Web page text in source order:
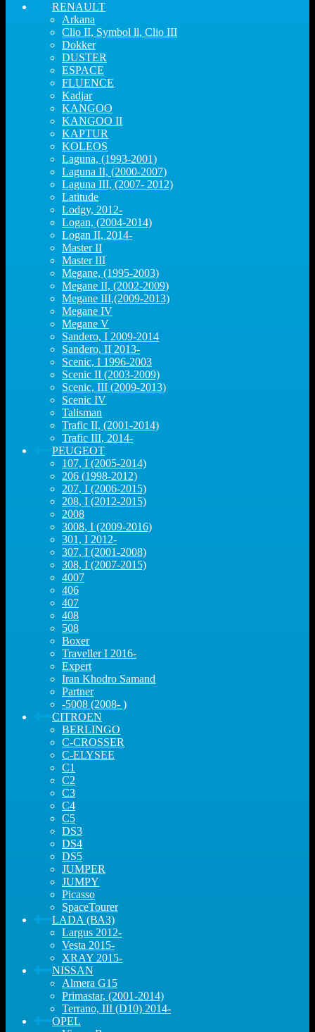
RENAULT
Arkana
Clio II, Symbol ll, Clio III
Dokker
DUSTER
ESPACE
FLUENCE
Kadjar
KANGOO
KANGOO II
KAPTUR
KOLEOS
Laguna, (1993-2001)
Laguna II, (2000-2007)
Laguna III, (2007- 2012)
Latitude
Lodgy, 2012-
Logan, (2004-2014)
Logan II, 2014-
Master II
Master III
Megane, (1995-2003)
Megane II, (2002-2009)
Megane III,(2009-2013)
Megane IV
Megane V
Sandero, I 2009-2014
Sandero, II 2013-
Scenic, I 1996-2003
Scenic II (2003-2009)
Scenic, III (2009-2013)
Scenic IV
Talisman
Trafic II, (2001-2014)
Trafic III, 2014-
PEUGEOT
107, I (2005-2014)
206 (1998-2012)
207, I (2006-2015)
208, I (2012-2015)
2008
3008, I (2009-2016)
301, I 2012-
307, I (2001-2008)
308, I (2007-2015)
4007
406
407
408
508
Boxer
Traveller I 2016-
Expert
Iran Khodro Samand
Partner
-5008 (2008- )
CITROEN
BERLINGO
C-CROSSER
C-ELYSEE
C1
C2
C3
C4
C5
DS3
DS4
DS5
JUMPER
JUMPY
Picasso
SpaceTourer
LADA (ВАЗ)
Largus 2012-
Vesta 2015-
XRAY 2015-
NISSAN
Almera G15
Primastar, (2001-2014)
Terrano, III (D10) 2014-
OPEL